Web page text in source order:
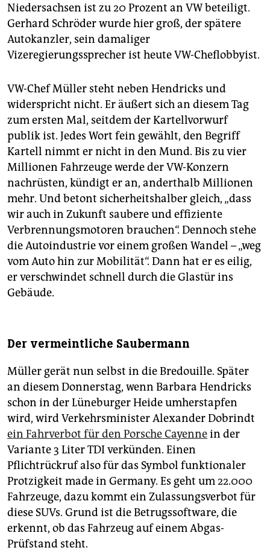
Niedersachsen ist zu 20 Prozent an VW beteiligt.
Gerhard Schröder wurde hier groß, der spätere
Autokanzler, sein damaliger
Vizeregierungssprecher ist heute VW-Cheflobbyist.
VW-Chef Müller steht neben Hendricks und
widerspricht nicht. Er äußert sich an diesem Tag
zum ersten Mal, seitdem der Kartellvorwurf
publik ist. Jedes Wort fein gewählt, den Begriff
Kartell nimmt er nicht in den Mund. Bis zu vier
Millionen Fahrzeuge werde der VW-Konzern
nachrüsten, kündigt er an, anderthalb Millionen
mehr. Und betont sicherheitshalber gleich, „dass
wir auch in Zukunft saubere und effiziente
Verbrennungsmotoren brauchen“. Dennoch stehe
die Autoindustrie vor einem großen Wandel – „weg
vom Auto hin zur Mobilität“. Dann hat er es eilig,
er verschwindet schnell durch die Glastür ins
Gebäude.
Der vermeintliche Saubermann
Müller gerät nun selbst in die Bredouille. Später
an diesem Donnerstag, wenn Barbara Hendricks
schon in der Lüneburger Heide umherstapfen
wird, wird Verkehrsminister Alexander Dobrindt
ein Fahrverbot für den Porsche Cayennein der
Variante 3 Liter TDI verkünden. Einen
Pflichtrückruf also für das Symbol funktionaler
Protzigkeit made in Germany. Es geht um 22.000
Fahrzeuge, dazu kommt ein Zulassungsverbot für
diese SUVs. Grund ist die Betrugssoftware, die
erkennt, ob das Fahrzeug auf einem Abgas-
Prüfstand steht.